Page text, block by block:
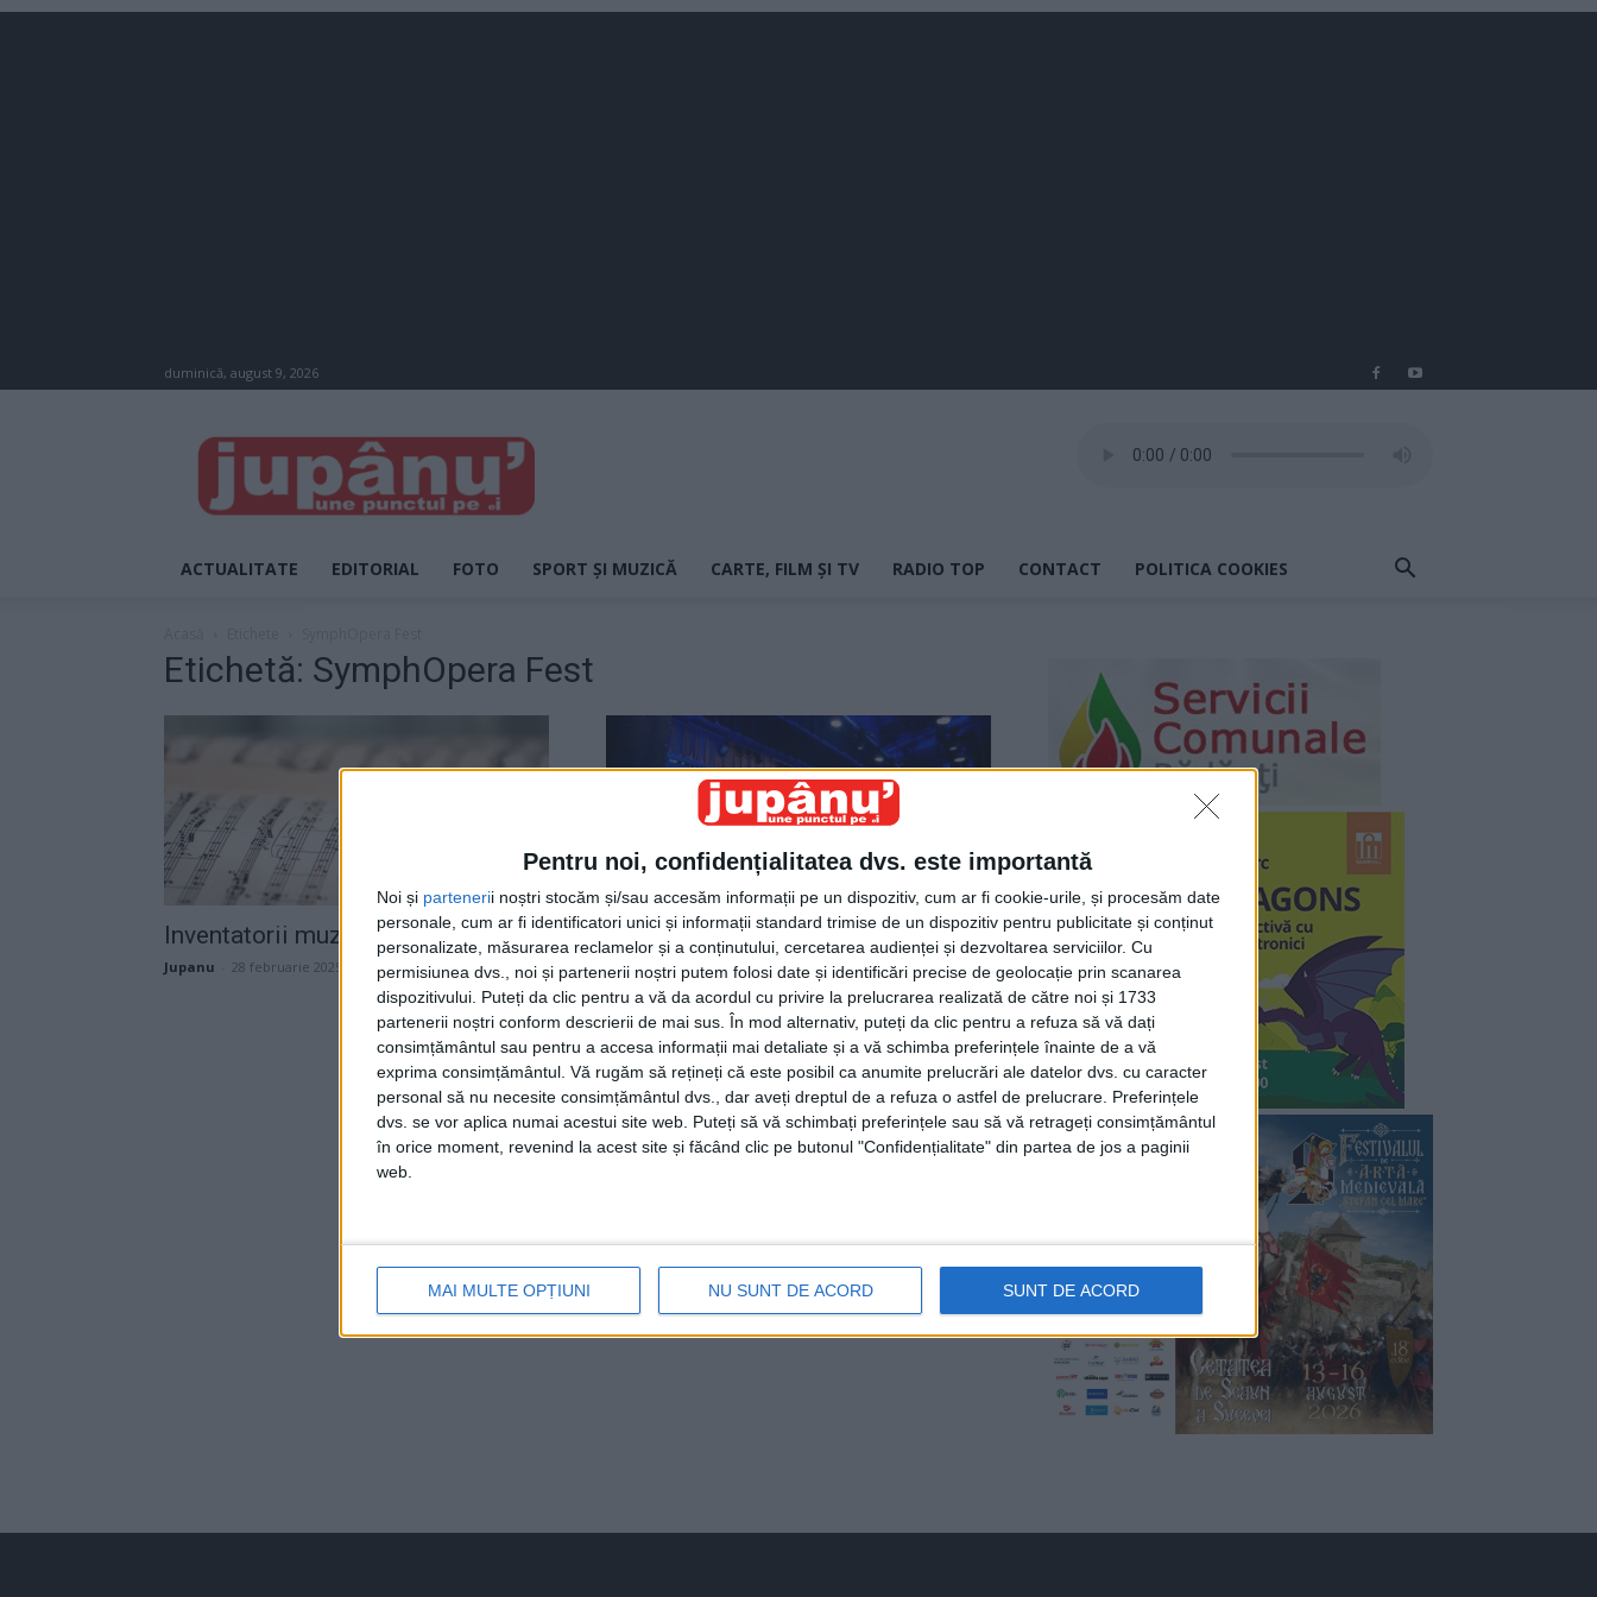
Pentru noi, confidențialitatea dvs. este importantă
Noi și partenerii noștri stocăm și/sau accesăm informații pe un dispozitiv, cum ar fi cookie-urile, și procesăm date
personale, cum ar fi identificatori unici și informații standard trimise de un dispozitiv pentru publicitate și conținut
personalizate, măsurarea reclamelor și a conținutului, cercetarea audienței și dezvoltarea serviciilor. Cu
permisiunea dvs., noi și partenerii noștri putem folosi date și identificări precise de geolocație prin scanarea
dispozitivului. Puteți da clic pentru a vă da acordul cu privire la prelucrarea realizată de către noi și 1733
partenerii noștri conform descrierii de mai sus. În mod alternativ, puteți da clic pentru a refuza să vă dați
consimțământul sau pentru a accesa informații mai detaliate și a vă schimba preferințele înainte de a vă
exprima consimțământul. Vă rugăm să rețineți că este posibil ca anumite prelucrări ale datelor dvs. cu caracter
personal să nu necesite consimțământul dvs., dar aveți dreptul de a refuza o astfel de prelucrare. Preferințele
dvs. se vor aplica numai acestui site web. Puteți să vă schimbați preferințele sau să vă retrageți consimțământul
în orice moment, revenind la acest site și făcând clic pe butonul "Confidențialitate" din partea de jos a paginii
web.
MAI MULTE OPȚIUNI NU SUNT DE ACORD SUNT DE ACORD
duminică, august 9, 2026
JUPÂNU'
ACTUALITATE EDITORIAL FOTO SPORT ȘI MUZICĂ CARTE, FILM ȘI TV RADIO TOP CONTACT POLITICA COOKIES
Etichetă: SymphOpera Fest
Inventatorii muzicii clasice
Jupanu 28 februarie 2025
Jupân de Salon
Jupanu - 21 mai 2024